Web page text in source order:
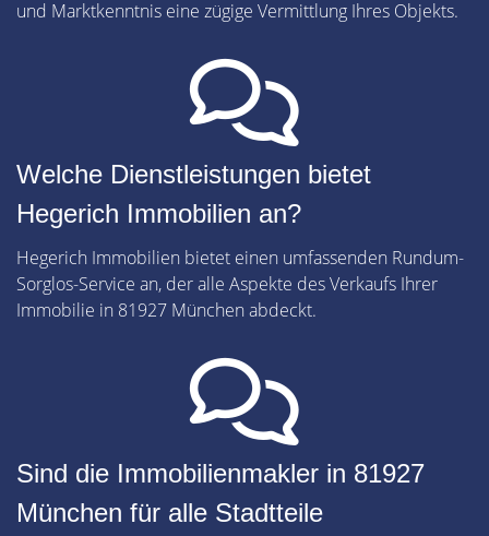
und Marktkenntnis eine zügige Vermittlung Ihres Objekts.
Welche Dienstleistungen bietet
Hegerich Immobilien an?
Hegerich Immobilien bietet einen umfassenden Rundum-
Sorglos-Service an, der alle Aspekte des Verkaufs Ihrer
Immobilie in 81927 München abdeckt.
Sind die Immobilienmakler in 81927
München für alle Stadtteile